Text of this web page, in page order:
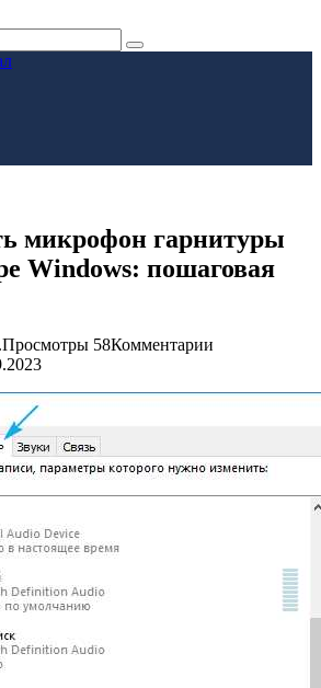
микрофон гарнитуры
Windows: пошаговая
Просмотры 58Комментарии